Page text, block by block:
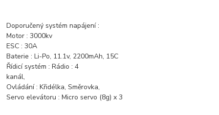
Doporučený systém napájení :
Motor : 3000kv
ESC : 30A
Baterie : Li-Po, 11.1v, 2200mAh, 15C
Řídicí systém : Rádio : 4
kanál,
Ovládání : Křidélka, Směrovka,
Servo elevátoru : Micro servo (8g) x 3